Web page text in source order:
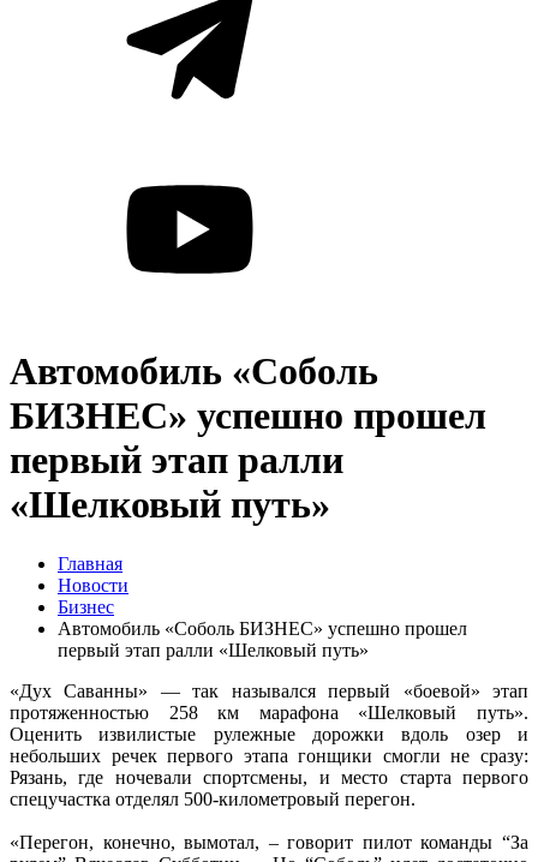
Автомобиль «Соболь
БИЗНЕС» успешно прошел
первый этап ралли
«Шелковый путь»
Главная
Новости
Бизнес
Автомобиль «Соболь БИЗНЕС» успешно прошел
первый этап ралли «Шелковый путь»
«Дух Саванны» — так назывался первый «боевой» этап
протяженностью 258 км марафона «Шелковый путь».
Оценить извилистые рулежные дорожки вдоль озер и
небольших речек первого этапа гонщики смогли не сразу:
Рязань, где ночевали спортсмены, и место старта первого
спецучастка отделял 500-километровый перегон.
«Перегон, конечно, вымотал, – говорит пилот команды “За